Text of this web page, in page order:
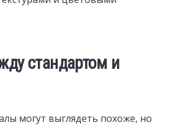
стандартом и
могут выглядеть похоже, но